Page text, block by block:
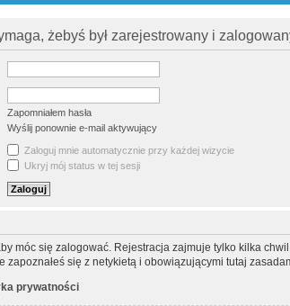
żebyś był zarejestrowany i
Zapomniałem hasła
Wyślij ponownie e-mail aktywujący
Zaloguj mnie automatycznie przy każdej wizycie
Ukryj mój status w tej sesji
móc się zalogować. Rejestracja zajmuje tylko kilka
zapoznałeś się z netykietą i obowiązującymi tutaj
prywatności